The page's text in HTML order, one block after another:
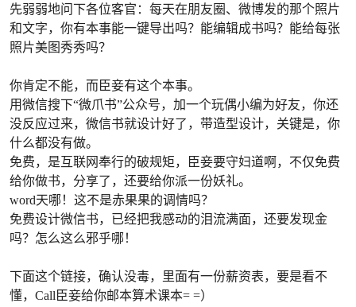
先弱弱地问下各位客官：每天在朋友圈、微博发的那个照片
和文字，你有本事能一键导出吗？能编辑成书吗？能给每张
照片美图秀秀吗？
你肯定不能，而臣妾有这个本事。
用微信搜下“微爪书”公众号，加一个玩偶小编为好友，你还
没反应过来，微信书就设计好了，带造型设计，关键是，你
什么都没有做。
免费，是互联网奉行的破规矩，臣妾要守妇道啊，不仅免费
给你做书，分享了，还要给你派一份妖礼。
word天哪！这不是赤果果的调情吗？
免费设计微信书，已经把我感动的泪流满面，还要发现金
吗？怎么这么邪乎哪！
下面这个链接，确认没毒，里面有一份薪资表，要是看不
懂，Call臣妾给你邮本算术课本= =）